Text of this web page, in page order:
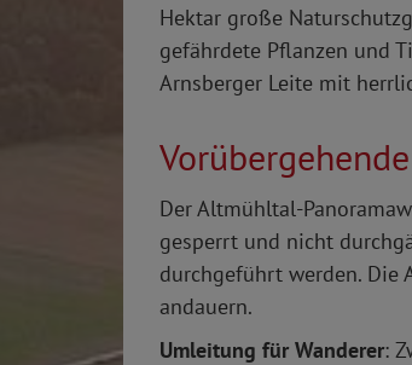
Hektar große
gefährdete Pflanzen und
Arnsberger Leite mit
Der Altmühltal-
gesperrt und nicht
durchgeführt werden. Die
andauern.
Umleitung für Wanderer: